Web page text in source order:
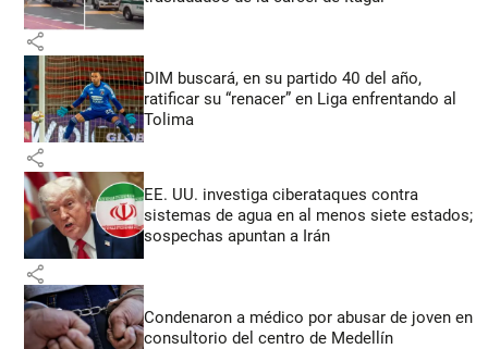
share
DIM buscará, en su partido 40 del año,
ratificar su “renacer” en Liga enfrentando al
Tolima
share
EE. UU. investiga ciberataques contra
sistemas de agua en al menos siete estados;
sospechas apuntan a Irán
share
Condenaron a médico por abusar de joven en
consultorio del centro de Medellín